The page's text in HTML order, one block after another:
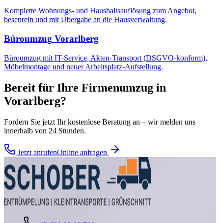
Komplette Wohnungs- und Haushaltsauflösung zum Angebot,
besenrein und mit Übergabe an die Hausverwaltung.
Büroumzug Vorarlberg
Büroumzug mit IT-Service, Akten-Transport (DSGVO-konform),
Möbelmontage und neuer Arbeitsplatz-Aufstellung.
Bereit für Ihre Firmenumzug in
Vorarlberg?
Fordern Sie jetzt Ihr kostenlose Beratung an – wir melden uns
innerhalb von 24 Stunden.
Jetzt anrufenOnline anfragen